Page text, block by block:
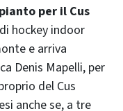
hockey indoor
e arriva
Denis Mapelli, per
del Cus
anche se, a tre